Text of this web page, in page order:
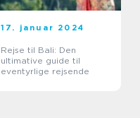
17. januar 2024
Rejse til Bali: Den
ultimative guide til
eventyrlige rejsende